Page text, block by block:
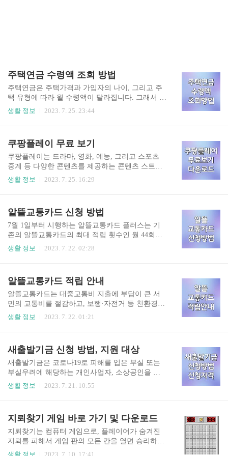
주택연금 수령액 조회 방법
주택연금은 주택가격과 가입자의 나이, 그리고 주
택 유형에 따라 월 수령액이 달라집니다. 그래서 단
순한 계산식으로 구하기 어렵기 때문에 주택연금
를 결정하면 되겠습니다. 주택 공시가격 보러 가기
주택연금 수령액을 계산해 보려면 주택 공시가격
을 알아야 하므로, 주택연금 수령액을 조회하기 전
에 먼저 주택 공시가격을 알아보겠습니다. 내 주택
공시가격 보러 가기 주택 공시가격은 아파트는 한
감정기관의 감정평가를 기준으로 공시가격을 결정
합니다. 주택연금 수령액 조회 방법 주택 공시..
생활 정보 2023. 7. 25. 23:44
쿠팡플레이 무료 보기
쿠팡플레이는 드라마, 영화, 예능, 그리고 스포츠
중계 등 다양한 콘텐츠를 제공하는 콘텐츠 스트리
밍 서비스입니다. 쿠팡 로켓와우 멤버십 회원에게
기 위해서는 30일 무료 체험 등록을 하거나, 쿠팡
로켓 와우 멤버십에 가입하면 됩니다. 쿠팡 로켓와
우 멤버십은 쿠팡에서 물건을 구입하는 경우 무료
로켓배송, 무료 반품, 특가 상품의 혜택을 볼 수 있
는 것인데, 쿠팡 로켓와우 회원이면서 아직 쿠팡플
0일 무료 체험을 등록해서 이용하고 30일이 지나기
전에 해지하면 되기 때..
생활 정보 2023. 7. 25. 16:29
알뜰교통카드 신청 방법
7월 1일부터 시행하는 알뜰교통카드 플러스는 기
존의 알뜰교통카드의 최대 적립 횟수인 월 44회보
다 16회가 늘어난 월 60회로 상향조정되어 이용자
서 이용하시는 것을 추천합니다. 평소 그대로 대중
교통만 이용해도 마일리지가 적립됩니다. 알뜰교
통카드 신청 방법 알뜰교통카드를 이용하고 마일
리지를 적립하기 위해서는 먼저 카드사에서 알뜰
교통카드를 발급받아야 합니다. 1. 원하는 카드를
통카드 발급하기 2. 휴대폰에 알뜰교통카드 어플을
설치합니다. 회원가입은 컴퓨터에서도 가능하지
만, 알뜰교통..
생활 정보 2023. 7. 22. 02:28
알뜰교통카드 적립 안내
알뜰교통카드는 대중교통비 지출에 부담이 큰 서
민의 교통비를 절감하고, 보행·자전거 등 친환경
교통수단을 동시에 활성화하기 위한 마일리지 제
으니 확인해 보시기 바랍니다. 알뜰교통카드 사용
안내 알뜰교통카드 적립 방법 알뜰교통카드를 사
용하여 대중교통 이용 시 출발지에서 승차점까지
이동거리, 하차점에서 도착지의 이동거리의 합으
로 마일리지를 적립할 수 있습니다. 마일리지 적립
뜰교통카드 어플을 이용해서 확인합니다. 1. 출발/
도착 버튼을 누른 지점의 좌표와 정류장의 거리를
계산합니다..
생활 정보 2023. 7. 22. 01:21
새출발기금 신청 방법, 지원 대상
새출발기금은 코로나19로 피해를 입은 부실 또는
부실우려에 해당하는 개인사업자, 소상공인을 대
상으로 채무상환부담을 덜어주는 채무조정 프로그
완화를 위한 기금이며, 원금 감소 또는 이자를 낮추
는 방식으로 운영되고 있습니다. 새출발기금 신청
방법 새출발기금은 온라인으로 신청하거나 상담창
구에 직접 방문하여 신청할 수 있습니다. 온라인으
생활 정보 2023. 7. 21. 10:55
지뢰찾기 게임 바로 가기 및 다운로드
지뢰찾기는 컴퓨터 게임으로, 플레이어가 숨겨진
지뢰를 피해서 게임 판의 모든 칸을 열면 승리하는
게임입니다. 지뢰찾기 게임은 온라인에서 바로 즐
생활 정보 2023. 7. 10. 17:41